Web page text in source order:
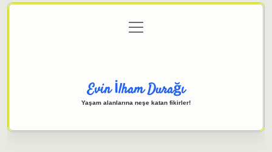
Gizlilik Politikası
menüyü
aç
Evin İlham Durağı
Yaşam alanlarına neşe katan fikirler!